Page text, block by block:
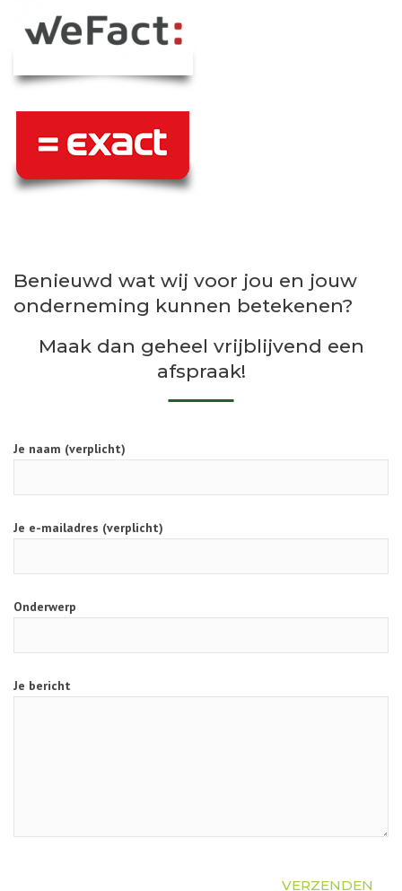
Benieuwd wat wij voor jou en jouw
onderneming kunnen betekenen?
Maak dan geheel vrijblijvend een
afspraak!
Je naam (verplicht)
Je e-mailadres (verplicht)
Onderwerp
Je bericht